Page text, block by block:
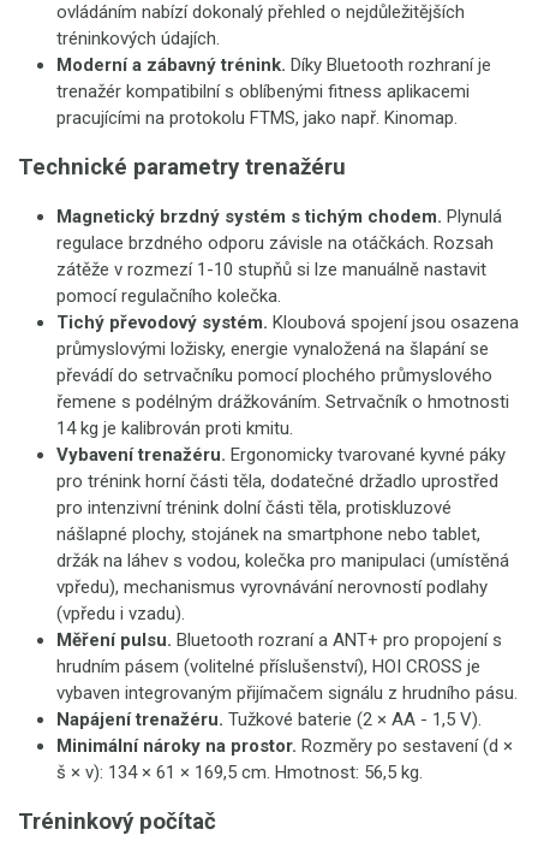
ovládáním nabízí dokonalý přehled o nejdůležitějších
tréninkových údajích.
Moderní a zábavný trénink. Díky Bluetooth rozhraní je
trenažér kompatibilní s oblíbenými fitness aplikacemi
pracujícími na protokolu FTMS, jako např. Kinomap.
Technické parametry trenažéru
Magnetický brzdný systém s tichým chodem. Plynulá
regulace brzdného odporu závisle na otáčkách. Rozsah
zátěže v rozmezí 1-10 stupňů si lze manuálně nastavit
pomocí regulačního kolečka.
Tichý převodový systém. Kloubová spojení jsou osazena
průmyslovými ložisky, energie vynaložená na šlapání se
převádí do setrvačníku pomocí plochého průmyslového
řemene s podélným drážkováním. Setrvačník o hmotnosti
14 kg je kalibrován proti kmitu.
Vybavení trenažéru. Ergonomicky tvarované kyvné páky
pro trénink horní části těla, dodatečné držadlo uprostřed
pro intenzivní trénink dolní části těla, protiskluzové
nášlapné plochy, stojánek na smartphone nebo tablet,
držák na láhev s vodou, kolečka pro manipulaci (umístěná
vpředu), mechanismus vyrovnávání nerovností podlahy
(vpředu i vzadu).
Měření pulsu. Bluetooth rozraní a ANT+ pro propojení s
hrudním pásem (volitelné příslušenství), HOI CROSS je
vybaven integrovaným přijímačem signálu z hrudního pásu.
Napájení trenažéru. Tužkové baterie (2 × AA - 1,5 V).
Minimální nároky na prostor. Rozměry po sestavení (d ×
š × v): 134 × 61 × 169,5 cm. Hmotnost: 56,5 kg.
Tréninkový počítač